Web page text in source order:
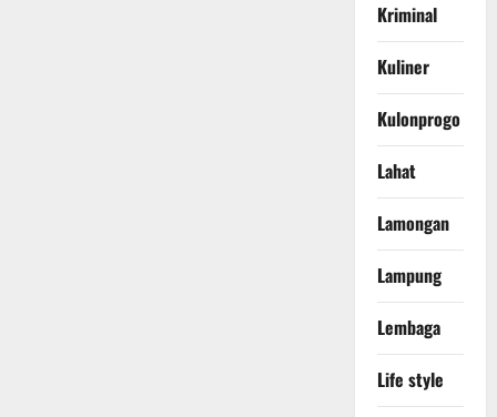
Kriminal
Kuliner
Kulonprogo
Lahat
Lamongan
Lampung
Lembaga
Life style